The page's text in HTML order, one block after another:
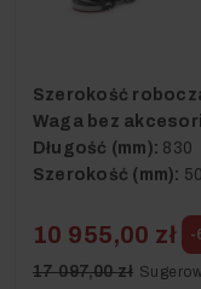
Szerokość
Waga bez
Długość (mm): 830
Szerokość (mm):
10 955,00 zł -
17 097,00 zł